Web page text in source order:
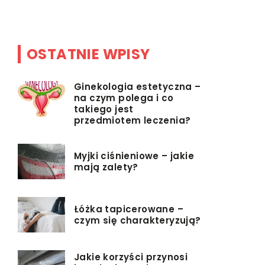
OSTATNIE WPISY
Ginekologia estetyczna –
na czym polega i co
takiego jest
przedmiotem leczenia?
Myjki ciśnieniowe – jakie
mają zalety?
Łóżka tapicerowane –
czym się charakteryzują?
Jakie korzyści przynosi